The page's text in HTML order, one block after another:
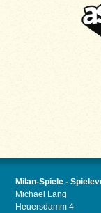
Milan-Spiele -
Michael Lang
Heuersdamm 4